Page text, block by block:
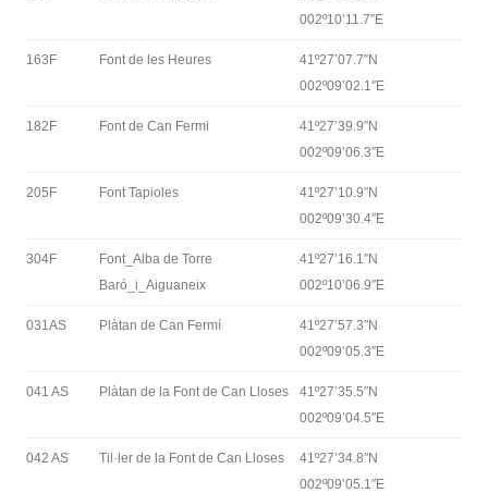
002º10’11.7″E
163F Font de les Heures
41º27’07.7″N
002º09’02.1″E
182F Font de Can Fermi
41º27’39.9″N
002º09’06.3″E
205F Font Tapioles
41º27’10.9″N
002º09’30.4″E
304F
Font_Alba de Torre
Baró_i_Aiguaneix
41º27’16.1″N
002º10’06.9″E
031AS Plàtan de Can Fermí
41º27’57.3″N
002º09’05.3″E
041 AS Plàtan de la Font de Can Lloses
41º27’35.5″N
002º09’04.5″E
042 AS Til·ler de la Font de Can Lloses
41º27’34.8″N
002º09’05.1″E